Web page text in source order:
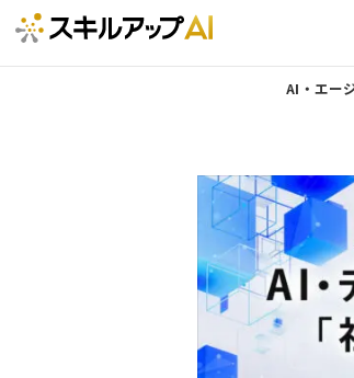
AI・エー